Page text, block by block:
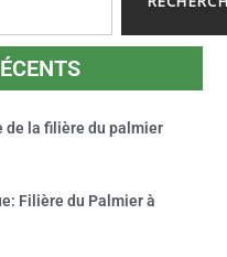
de la filière du palmier
Filière du Palmier à